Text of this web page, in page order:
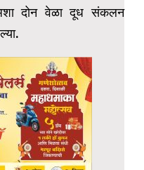
दोन वेळा दूध संकलन